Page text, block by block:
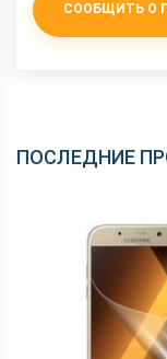
СООБЩИТЬ О
ПОСЛЕДНИЕ